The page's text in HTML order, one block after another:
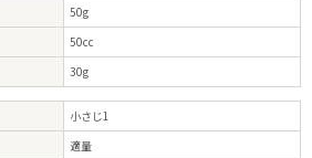
50g
50cc
30g
小さじ1
適量